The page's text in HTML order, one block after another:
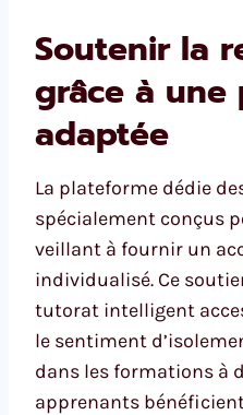
Soutenir la
grâce à
adaptée
La plateforme dédie
spécialement conçus
veillant à fournir un
individualisé. Ce
tutorat intelligent
le sentiment
dans les formations à
apprenants